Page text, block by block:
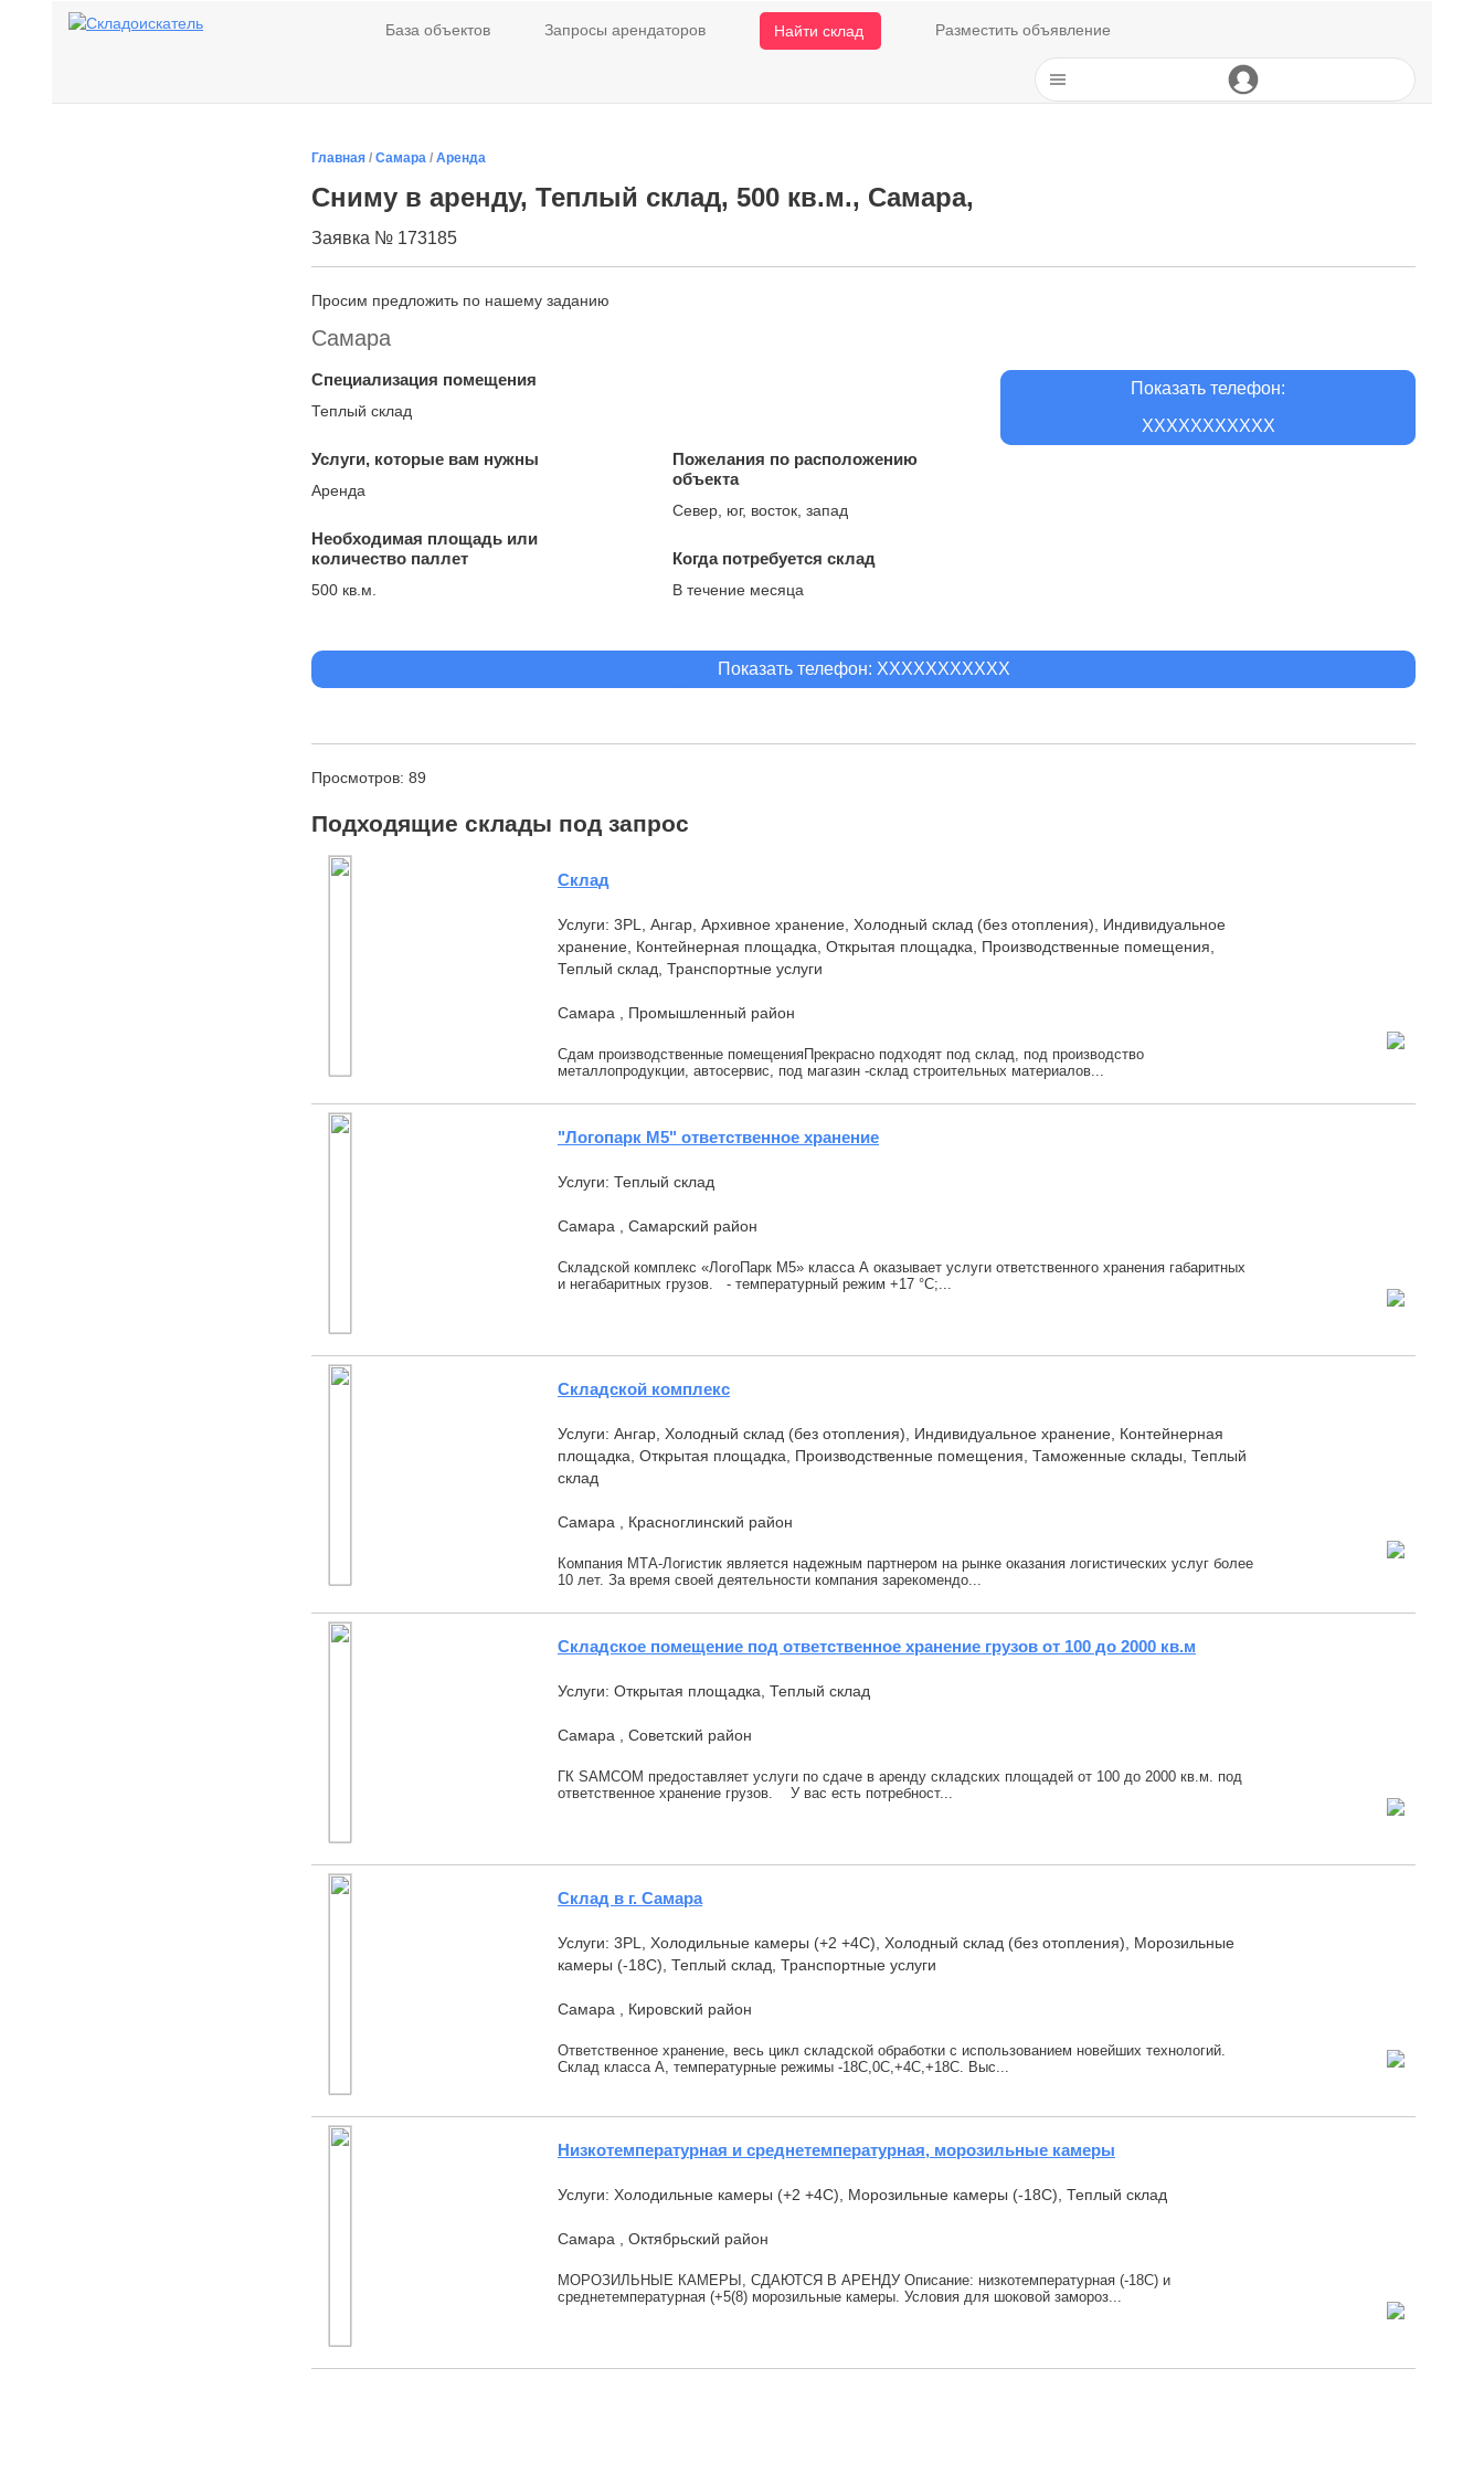
База объектов Запросы арендаторов Найти склад Разместить объявление
Главная / Самара / Аренда
Сниму в аренду, Теплый склад, 500 кв.м., Самара,
Заявка № 173185
Просим предложить по нашему заданию
Самара
Показать телефон:
XXXXXXXXXXX
Специализация помещения
Теплый склад
Услуги, которые вам нужны
Аренда
Необходимая площадь или
количество паллет
500 кв.м.
Пожелания по расположению
объекта
Север, юг, восток, запад
Когда потребуется склад
В течение месяца
Показать телефон: XXXXXXXXXXX
Просмотров: 89
Подходящие склады под запрос
Склад
Услуги: 3PL, Ангар, Архивное хранение, Холодный склад (без отопления), Индивидуальное
хранение, Контейнерная площадка, Открытая площадка, Производственные помещения,
Теплый склад, Транспортные услуги
Самара , Промышленный район
Сдам производственные помещенияПрекрасно подходят под склад, под производство
металлопродукции, автосервис, под магазин -склад строительных материалов...
"Логопарк М5" ответственное хранение
Услуги: Теплый склад
Самара , Самарский район
Складской комплекс «ЛогоПарк М5» класса А оказывает услуги ответственного хранения габаритных
и негабаритных грузов. - температурный режим +17 °С;...
Складской комплекс
Услуги: Ангар, Холодный склад (без отопления), Индивидуальное хранение, Контейнерная
площадка, Открытая площадка, Производственные помещения, Таможенные склады, Теплый
склад
Самара , Красноглинский район
Компания МТА-Логистик является надежным партнером на рынке оказания логистических услуг более
10 лет. За время своей деятельности компания зарекомендо...
Складское помещение под ответственное хранение грузов от 100 до 2000 кв.м
Услуги: Открытая площадка, Теплый склад
Самара , Советский район
ГК SAMCOM предоставляет услуги по сдаче в аренду складских площадей от 100 до 2000 кв.м. под
ответственное хранение грузов. У вас есть потребност...
Склад в г. Самара
Услуги: 3PL, Холодильные камеры (+2 +4С), Холодный склад (без отопления), Морозильные
камеры (-18С), Теплый склад, Транспортные услуги
Самара , Кировский район
Ответственное хранение, весь цикл складской обработки с использованием новейших технологий.
Склад класса А, температурные режимы -18С,0С,+4С,+18С. Выс...
Низкотемпературная и среднетемпературная, морозильные камеры
Услуги: Холодильные камеры (+2 +4С), Морозильные камеры (-18С), Теплый склад
Самара , Октябрьский район
МОРОЗИЛЬНЫЕ КАМЕРЫ, СДАЮТСЯ В АРЕНДУ Описание: низкотемпературная (-18С) и
среднетемпературная (+5(8) морозильные камеры. Условия для шоковой замороз...